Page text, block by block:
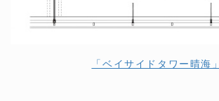
「ベイサイドタワー晴海」